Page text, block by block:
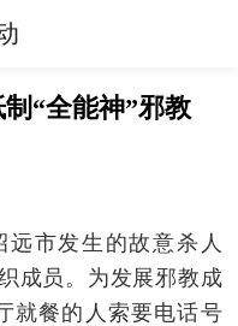
“全能神”邪教
市发生的故意杀人
成员。为发展邪教成
就餐的人索要电话号